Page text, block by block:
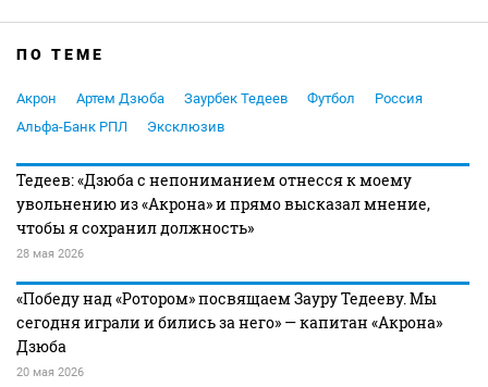
ПО ТЕМЕ
Акрон Артем Дзюба Заурбек Тедеев Футбол
Россия
Альфа-Банк РПЛ
Эксклюзив
Тедеев: «Дзюба с непониманием отнесся к моему
увольнению из «Акрона» и прямо высказал мнение,
чтобы я сохранил должность»
28 мая 2026
«Победу над «Ротором» посвящаем Зауру Тедееву. Мы
сегодня играли и бились за него» — капитан «Акрона»
Дзюба
20 мая 2026